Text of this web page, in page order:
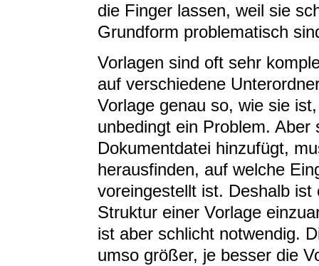
die Finger lassen, weil sie
Grundform problematisch
Vorlagen sind oft sehr
auf verschiedene
Vorlage genau so, wie sie
unbedingt ein Problem.
Dokumentdatei hinzufügt,
herausfinden, auf welche
voreingestellt ist. Deshalb
Struktur einer Vorlage
ist aber schlicht notwendig.
umso größer, je besser die